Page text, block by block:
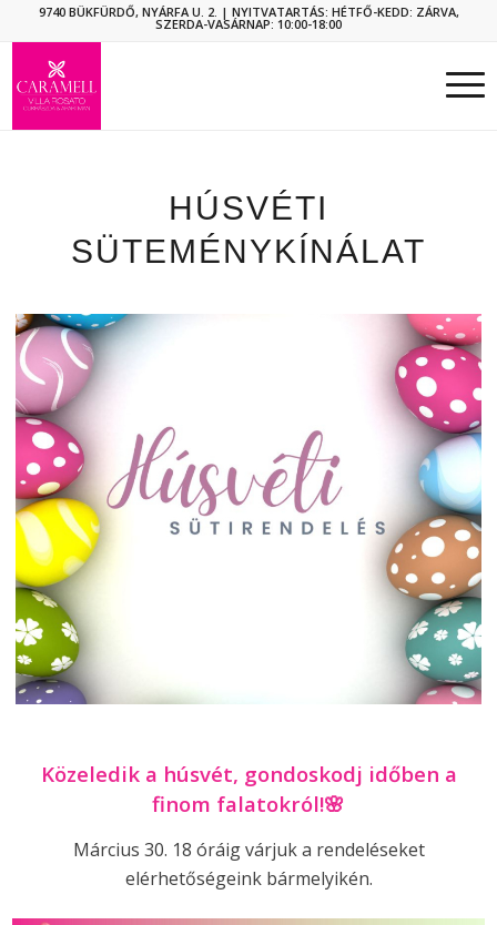
9740 BÜKFÜRDŐ, NYÁRFA U. 2. | NYITVATARTÁS: HÉTFŐ-KEDD: ZÁRVA,
SZERDA-VASÁRNAP: 10:00-18:00
HÚSVÉTI
SÜTEMÉNYKÍNÁLAT
Közeledik a húsvét, gondoskodj időben a
finom falatokról!🌸
Március 30. 18 óráig várjuk a rendeléseket
elérhetőségeink bármelyikén.